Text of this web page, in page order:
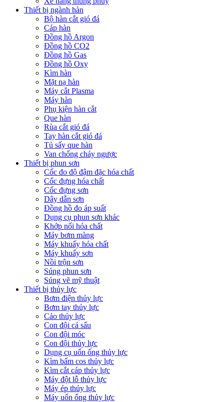
Thiết bị ngành hàn
Bộ hàn cắt gió đá
Cáp hàn
Đồng hồ Argon
Đồng hồ CO2
Đồng hồ Gas
Đồng hồ Oxy
Kìm hàn
Mặt nạ hàn
Máy cắt Plasma
Máy hàn
Phụ kiện hàn cắt
Que hàn
Rùa cắt gió đá
Tay hàn cắt gió đá
Tủ sấy que hàn
Van chống cháy ngược
Thiết bị phun sơn
Cốc đo độ đậm đặc hóa chất
Cốc đựng hóa chất
Cốc đựng sơn
Dây dẫn sơn
Đồng hồ đo áp suất
Dụng cụ phun sơn khác
Khớp nối hóa chất
Máy bơm màng
Máy khuấy hóa chất
Máy khuấy sơn
Nồi trộn sơn
Súng phun sơn
Súng vẽ mỹ thuật
Thiết bị thủy lực
Bơm điện thủy lực
Bơm tay thủy lực
Cảo thủy lực
Con đội cá sấu
Con đội móc
Con đội thủy lực
Dụng cụ uốn ống thủy lực
Kìm bấm cos thủy lực
Kìm cắt cáp thủy lực
Máy đột lỗ thủy lực
Máy ép thủy lực
Máy uốn ống thủy lực